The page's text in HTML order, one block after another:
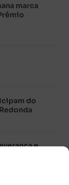
marca
do
e